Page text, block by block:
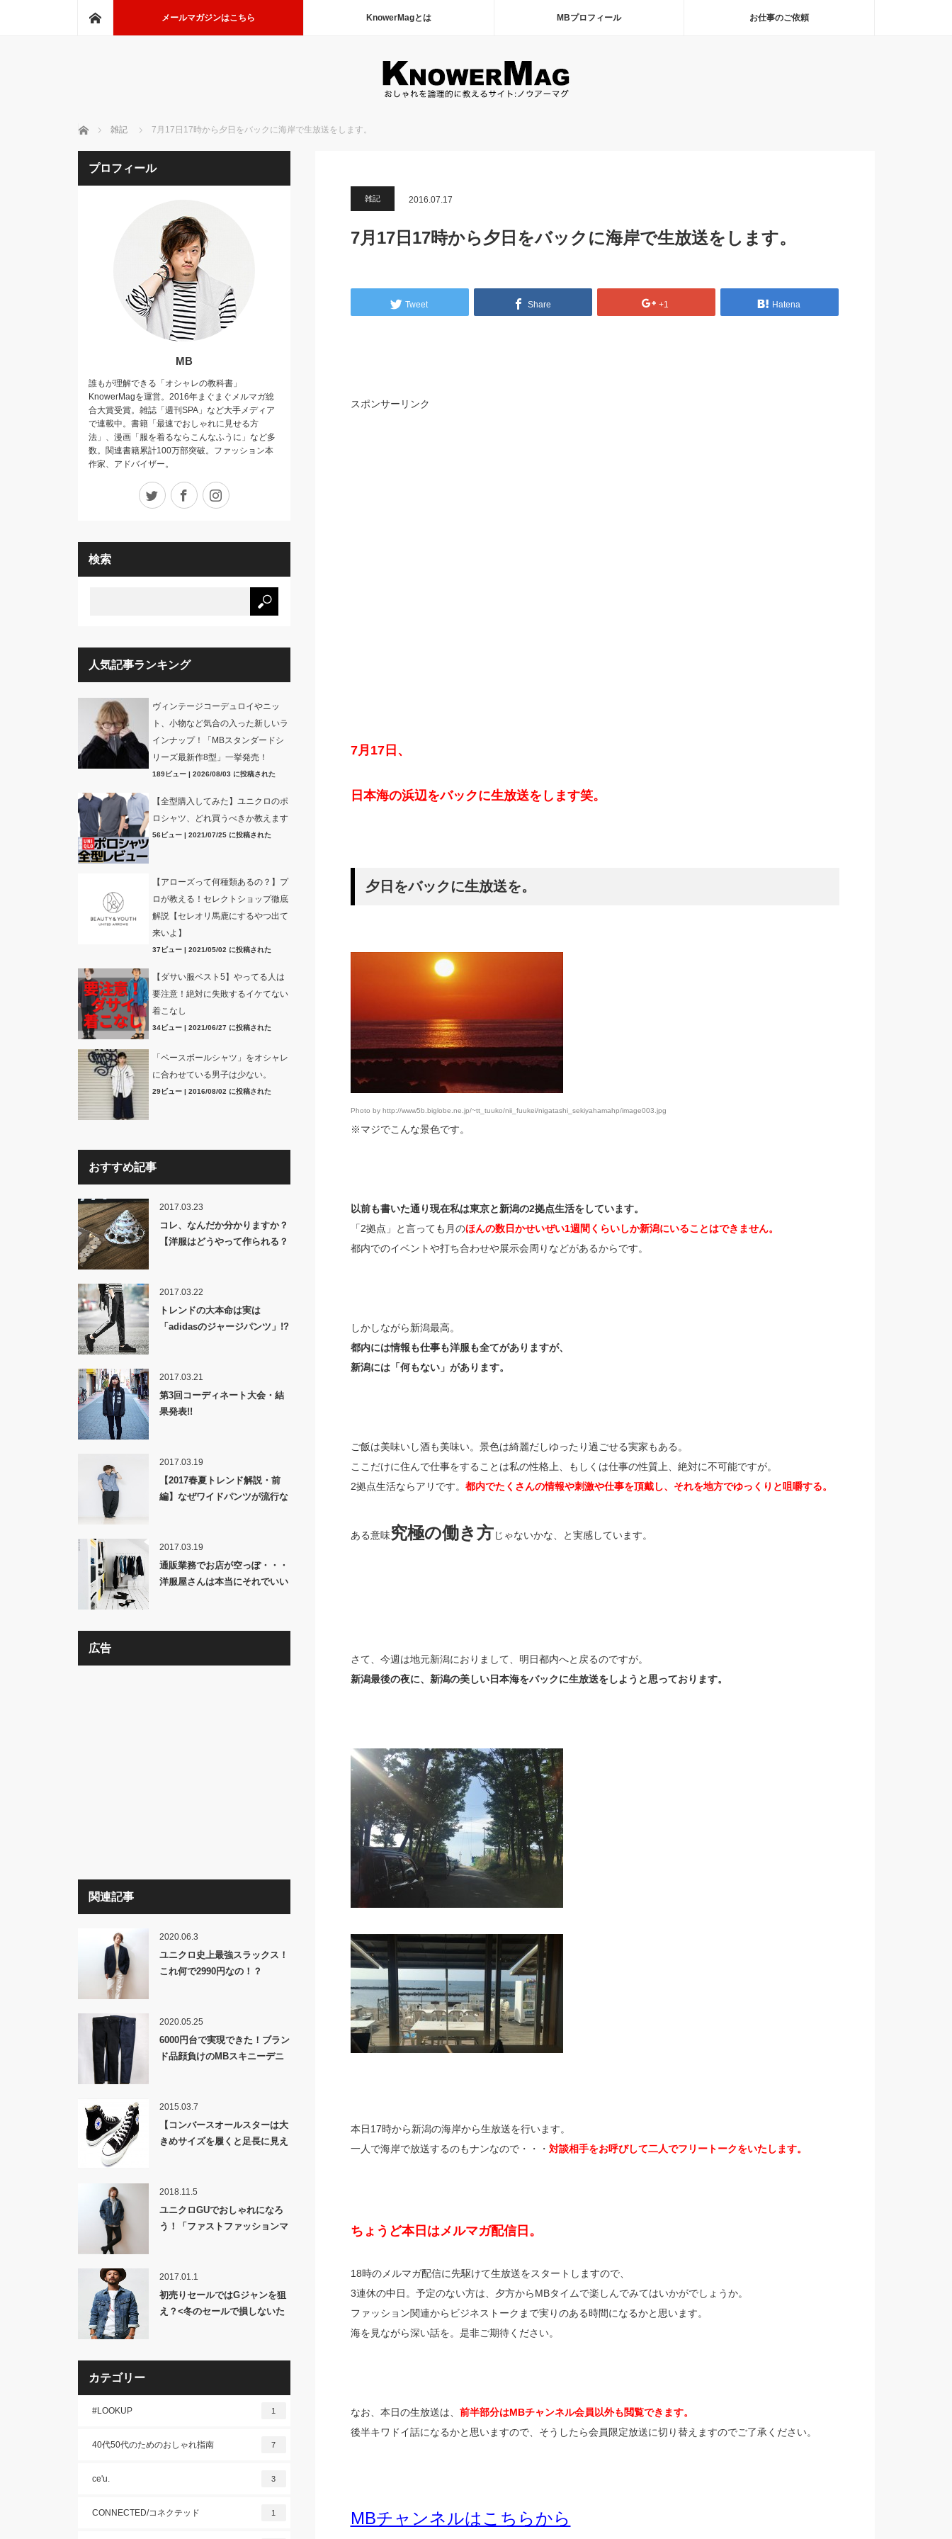
メールマガジンはこちら KnowerMagとは MBプロフィール お仕事のご依頼
ホーム 雑記 7月17日17時から夕日をバックに海岸で生放送をします。
雑記 2016.07.17
7月17日17時から夕日をバックに海岸で生放送をします。
Tweet Share +1 Hatena
スポンサーリンク
7月17日、
日本海の浜辺をバックに生放送をします笑。
夕日をバックに生放送を。
Photo by http://www5b.biglobe.ne.jp/~tt_tuuko/nii_fuukei/nigatashi_sekiyahamahp/image003.jpg
※マジでこんな景色です。
以前も書いた通り現在私は東京と新潟の2拠点生活をしています。
「2拠点」と言っても月のほんの数日かせいぜい1週間くらいしか新潟にいることはできません。
都内でのイベントや打ち合わせや展示会周りなどがあるからです。
しかしながら新潟最高。
都内には情報も仕事も洋服も全てがありますが、
新潟には「何もない」があります。
ご飯は美味いし酒も美味い。景色は綺麗だしゆったり過ごせる実家もある。
ここだけに住んで仕事をすることは私の性格上、もしくは仕事の性質上、絶対に不可能ですが。
2拠点生活ならアリです。 都内でたくさんの情報や刺激や仕事を頂戴し、それを地方でゆっくりと咀嚼する。
ある意味究極の働き方 じゃないかな、と実感しています。
さて、今週は地元新潟におりまして、明日都内へと戻るのですが。
新潟最後の夜に、新潟の美しい日本海をバックに生放送をしようと思っております。
本日17時から新潟の海岸から生放送を行います。
一人で海岸で放送するのもナンなので・・・ 対談相手をお呼びして二人でフリートークをいたします。
ちょうど本日はメルマガ配信日。
18時のメルマガ配信に先駆けて生放送をスタートしますので、
3連休の中日。予定のない方は、夕方からMBタイムで楽しんでみてはいかがでしょうか。
ファッション関連からビジネストークまで実りのある時間になるかと思います。
海を見ながら深い話を。是非ご期待ください。
なお、本日の生放送は、 前半部分はMBチャンネル会員以外も閲覧できます。
後半キワドイ話になるかと思いますので、そうしたら会員限定放送に切り替えますのでご了承ください。
MBチャンネルはこちらから
プロフィール
MB
誰もが理解できる「オシャレの教科書」
KnowerMagを運営。2016年まぐまぐメルマガ総
合大賞受賞。雑誌「週刊SPA」など大手メディア
で連載中。書籍「最速でおしゃれに見せる方
法」、漫画「服を着るならこんなふうに」など多
数。関連書籍累計100万部突破。ファッション本
作家、アドバイザー。
Twitter Facebook
検索
人気記事ランキング
ヴィンテージコーデュロイやニッ
ト、小物など気合の入った新しいラ
インナップ！「MBスタンダードシ
リーズ最新作8型」一挙発売！
189ビュー| 2026/08/03 に投稿された
【全型購入してみた】ユニクロのポ
ロシャツ、どれ買うべきか教えます
56ビュー| 2021/07/25 に投稿された
【アローズって何種類あるの？】プ
ロが教える！セレクトショップ徹底
解説【セレオリ馬鹿にするやつ出て
来いよ】
37ビュー| 2021/05/02 に投稿された
【ダサい服ベスト5】やってる人は
要注意！絶対に失敗するイケてない
着こなし
34ビュー| 2021/06/27 に投稿された
「ベースボールシャツ」をオシャレ
に合わせている男子は少ない。
29ビュー| 2016/08/02 に投稿された
おすすめ記事
2017.03.23
コレ、なんだか分かりますか？
【洋服はどうやって作られる？
2017.03.22
トレンドの大本命は実は
「adidasのジャージパンツ」!?
2017.03.21
第3回コーディネート大会・結
果発表!!
2017.03.19
【2017春夏トレンド解説・前
編】なぜワイドパンツが流行な
2017.03.19
通販業務でお店が空っぽ・・・
洋服屋さんは本当にそれでいい
広告
関連記事
2020.06.3
ユニクロ史上最強スラックス！
これ何で2990円なの！？
2020.05.25
6000円台で実現できた！ブラン
ド品顔負けのMBスキニーデニ
2015.03.7
【コンバースオールスターは大
きめサイズを履くと足長に見え
よ!!
2018.11.5
ユニクロGUでおしゃれになろ
う！「ファストファッションマ
2017.01.1
初売りセールではGジャンを狙
え？<冬のセールで損しないた
カテゴリー
#LOOKUP 1
40代50代のためのおしゃれ指南 7
ce'u. 3
CONNECTED/コネクテッド 1